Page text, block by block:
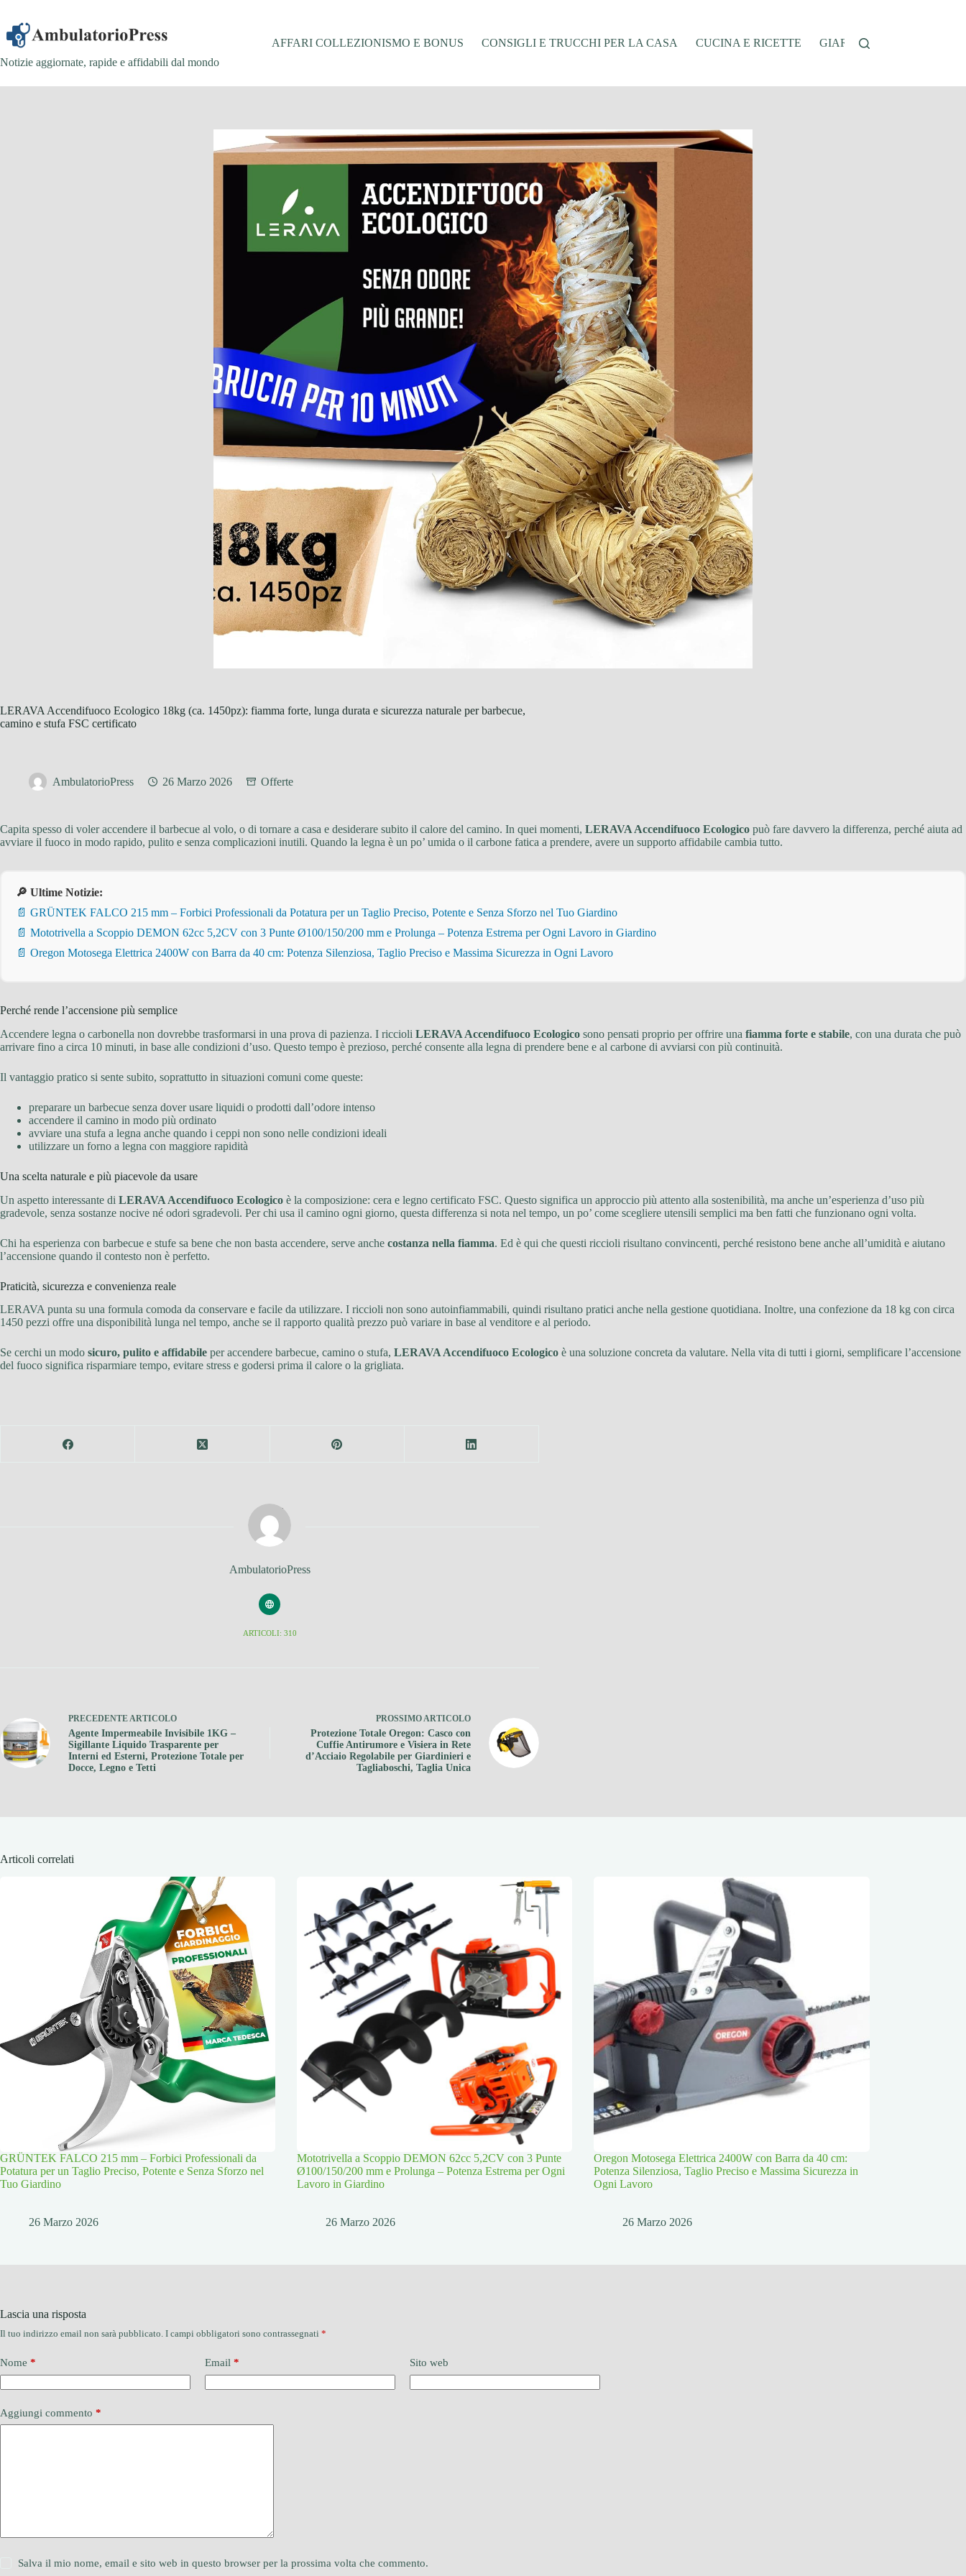
contenuto
Notizie aggiornate, rapide e affidabili dal mondo
AFFARI COLLEZIONISMO E BONUS CONSIGLI E TRUCCHI PER LA CASA CUCINA E RICETTE GIARDINAGGIO
LERAVA Accendifuoco Ecologico 18kg (ca. 1450pz): fiamma forte, lunga durata e sicurezza naturale per barbecue,
camino e stufa FSC certificato
AmbulatorioPress 26 Marzo 2026 Offerte
Capita spesso di voler accendere il barbecue al volo, o di tornare a casa e desiderare subito il calore del camino. In quei momenti, LERAVA Accendifuoco Ecologico può fare davvero la differenza, perché aiuta ad
avviare il fuoco in modo rapido, pulito e senza complicazioni inutili. Quando la legna è un po’ umida o il carbone fatica a prendere, avere un supporto affidabile cambia tutto.
🔎 Ultime Notizie:
📄 GRÜNTEK FALCO 215 mm – Forbici Professionali da Potatura per un Taglio Preciso, Potente e Senza Sforzo nel Tuo Giardino
📄 Mototrivella a Scoppio DEMON 62cc 5,2CV con 3 Punte Ø100/150/200 mm e Prolunga – Potenza Estrema per Ogni Lavoro in Giardino
📄 Oregon Motosega Elettrica 2400W con Barra da 40 cm: Potenza Silenziosa, Taglio Preciso e Massima Sicurezza in Ogni Lavoro
Perché rende l’accensione più semplice
Accendere legna o carbonella non dovrebbe trasformarsi in una prova di pazienza. I riccioli LERAVA Accendifuoco Ecologico sono pensati proprio per offrire una fiamma forte e stabile, con una durata che può
arrivare fino a circa 10 minuti, in base alle condizioni d’uso. Questo tempo è prezioso, perché consente alla legna di prendere bene e al carbone di avviarsi con più continuità.
Il vantaggio pratico si sente subito, soprattutto in situazioni comuni come queste:
preparare un barbecue senza dover usare liquidi o prodotti dall’odore intenso
accendere il camino in modo più ordinato
avviare una stufa a legna anche quando i ceppi non sono nelle condizioni ideali
utilizzare un forno a legna con maggiore rapidità
Una scelta naturale e più piacevole da usare
Un aspetto interessante di LERAVA Accendifuoco Ecologico è la composizione: cera e legno certificato FSC. Questo significa un approccio più attento alla sostenibilità, ma anche un’esperienza d’uso più
gradevole, senza sostanze nocive né odori sgradevoli. Per chi usa il camino ogni giorno, questa differenza si nota nel tempo, un po’ come scegliere utensili semplici ma ben fatti che funzionano ogni volta.
Chi ha esperienza con barbecue e stufe sa bene che non basta accendere, serve anche costanza nella fiamma. Ed è qui che questi riccioli risultano convincenti, perché resistono bene anche all’umidità e aiutano
l’accensione quando il contesto non è perfetto.
Praticità, sicurezza e convenienza reale
LERAVA punta su una formula comoda da conservare e facile da utilizzare. I riccioli non sono autoinfiammabili, quindi risultano pratici anche nella gestione quotidiana. Inoltre, una confezione da 18 kg con circa
1450 pezzi offre una disponibilità lunga nel tempo, anche se il rapporto qualità prezzo può variare in base al venditore e al periodo.
Se cerchi un modo sicuro, pulito e affidabile per accendere barbecue, camino o stufa, LERAVA Accendifuoco Ecologico è una soluzione concreta da valutare. Nella vita di tutti i giorni, semplificare l’accensione
del fuoco significa risparmiare tempo, evitare stress e godersi prima il calore o la grigliata.
AmbulatorioPress
ARTICOLI: 310
PRECEDENTEARTICOLO
Agente Impermeabile Invisibile 1KG –
Sigillante Liquido Trasparente per
Interni ed Esterni, Protezione Totale per
Docce, Legno e Tetti
PROSSIMOARTICOLO
Protezione Totale Oregon: Casco con
Cuffie Antirumore e Visiera in Rete
d’Acciaio Regolabile per Giardinieri e
Tagliaboschi, Taglia Unica
Articoli correlati
GRÜNTEK FALCO 215 mm – Forbici Professionali da
Potatura per un Taglio Preciso, Potente e Senza Sforzo nel
Tuo Giardino
26 Marzo 2026
Mototrivella a Scoppio DEMON 62cc 5,2CV con 3 Punte
Ø100/150/200 mm e Prolunga – Potenza Estrema per Ogni
Lavoro in Giardino
26 Marzo 2026
Oregon Motosega Elettrica 2400W con Barra da 40 cm:
Potenza Silenziosa, Taglio Preciso e Massima Sicurezza in
Ogni Lavoro
26 Marzo 2026
Lascia una risposta
Il tuo indirizzo email non sarà pubblicato. I campi obbligatori sono contrassegnati *
Nome * Email * Sito web
Aggiungi commento *
Salva il mio nome, email e sito web in questo browser per la prossima volta che commento.